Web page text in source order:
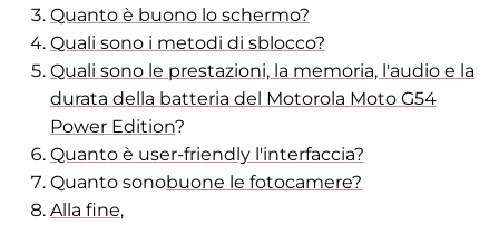
Quanto è buono lo schermo?
Quali sono i metodi di sblocco?
Quali sono le prestazioni, la memoria, l'audio e la
durata della batteria del Motorola Moto G54
Power Edition?
Quanto è user-friendly l'interfaccia?
Quanto sonobuone le fotocamere?
Alla fine,